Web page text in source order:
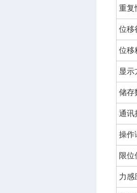
重复
位移
位移
显示
储存
通讯
操作
限位
力感